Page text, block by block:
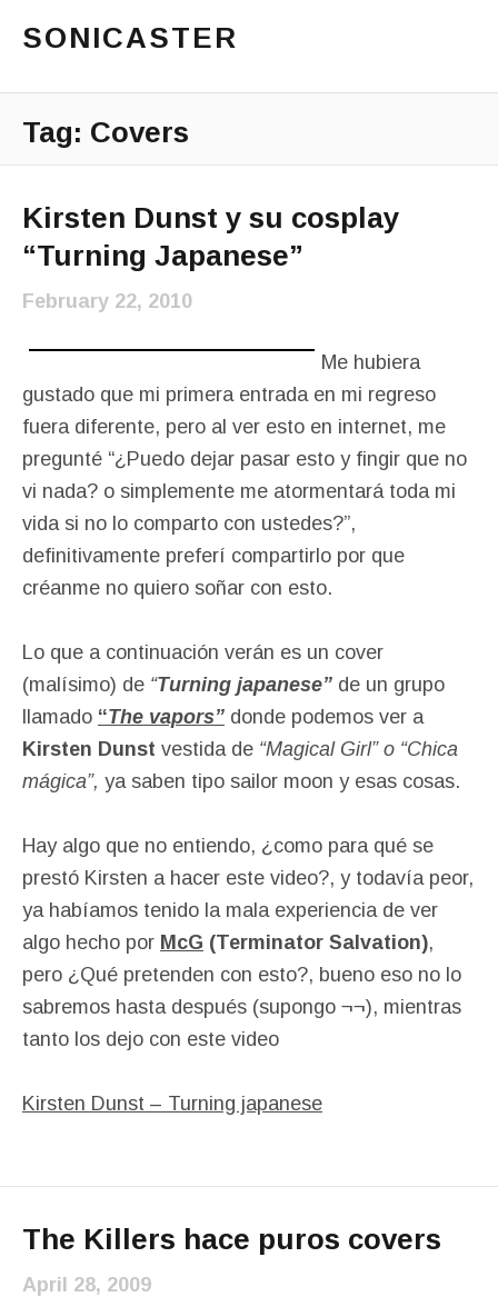
SONICASTER
Main Menu
Tag: Covers
Kirsten Dunst y su cosplay
“Turning Japanese”
February 22, 2010
Me hubiera
gustado que mi primera entrada en mi regreso
fuera diferente, pero al ver esto en internet, me
pregunté “¿Puedo dejar pasar esto y fingir que no
vi nada? o simplemente me atormentará toda mi
vida si no lo comparto con ustedes?”,
definitivamente preferí compartirlo por que
créanme no quiero soñar con esto.
Lo que a continuación verán es un cover
(malísimo) de “Turning japanese” de un grupo
llamado “The vapors” donde podemos ver a
Kirsten Dunst vestida de “Magical Girl” o “Chica
mágica”, ya saben tipo sailor moon y esas cosas.
Hay algo que no entiendo, ¿como para qué se
prestó Kirsten a hacer este video?, y todavía peor,
ya habíamos tenido la mala experiencia de ver
algo hecho por McG (Terminator Salvation),
pero ¿Qué pretenden con esto?, bueno eso no lo
sabremos hasta después (supongo ¬¬), mientras
tanto los dejo con este video
Kirsten Dunst – Turning japanese
The Killers hace puros covers
April 28, 2009